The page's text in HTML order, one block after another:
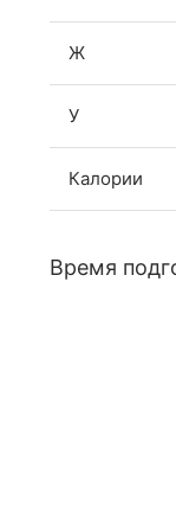
Ж
У
Калории
Время